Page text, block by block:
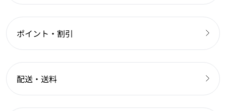
ポイント・割引
配送・送料